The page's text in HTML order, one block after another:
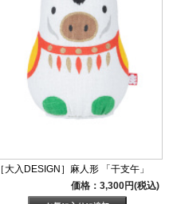
［大入DESIGN］麻人形 「干支午」
価格：3,300円(税込)